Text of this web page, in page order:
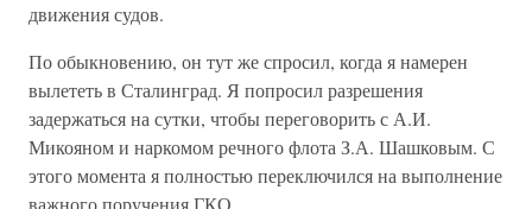
движения судов.
По обыкновению, он тут же спросил, когда я намерен
вылететь в Сталинград. Я попросил разрешения
задержаться на сутки, чтобы переговорить с А.И.
Микояном и наркомом речного флота З.А. Шашковым. С
этого момента я полностью переключился на выполнение
важного поручения ГКО.